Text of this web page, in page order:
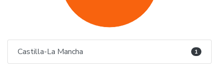
Castilla-La Mancha 1